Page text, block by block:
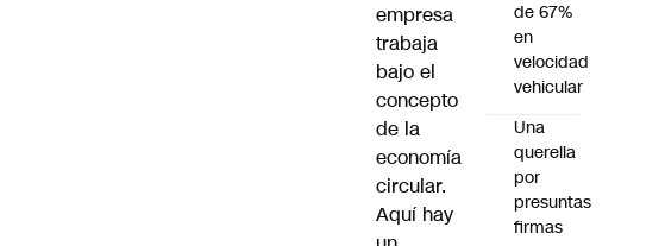
empresa
trabaja
bajo el
concepto
de la
economía
circular.
Aquí hay
de 67%
en
velocidad
vehicular
Una
querella
por
presuntas
firmas